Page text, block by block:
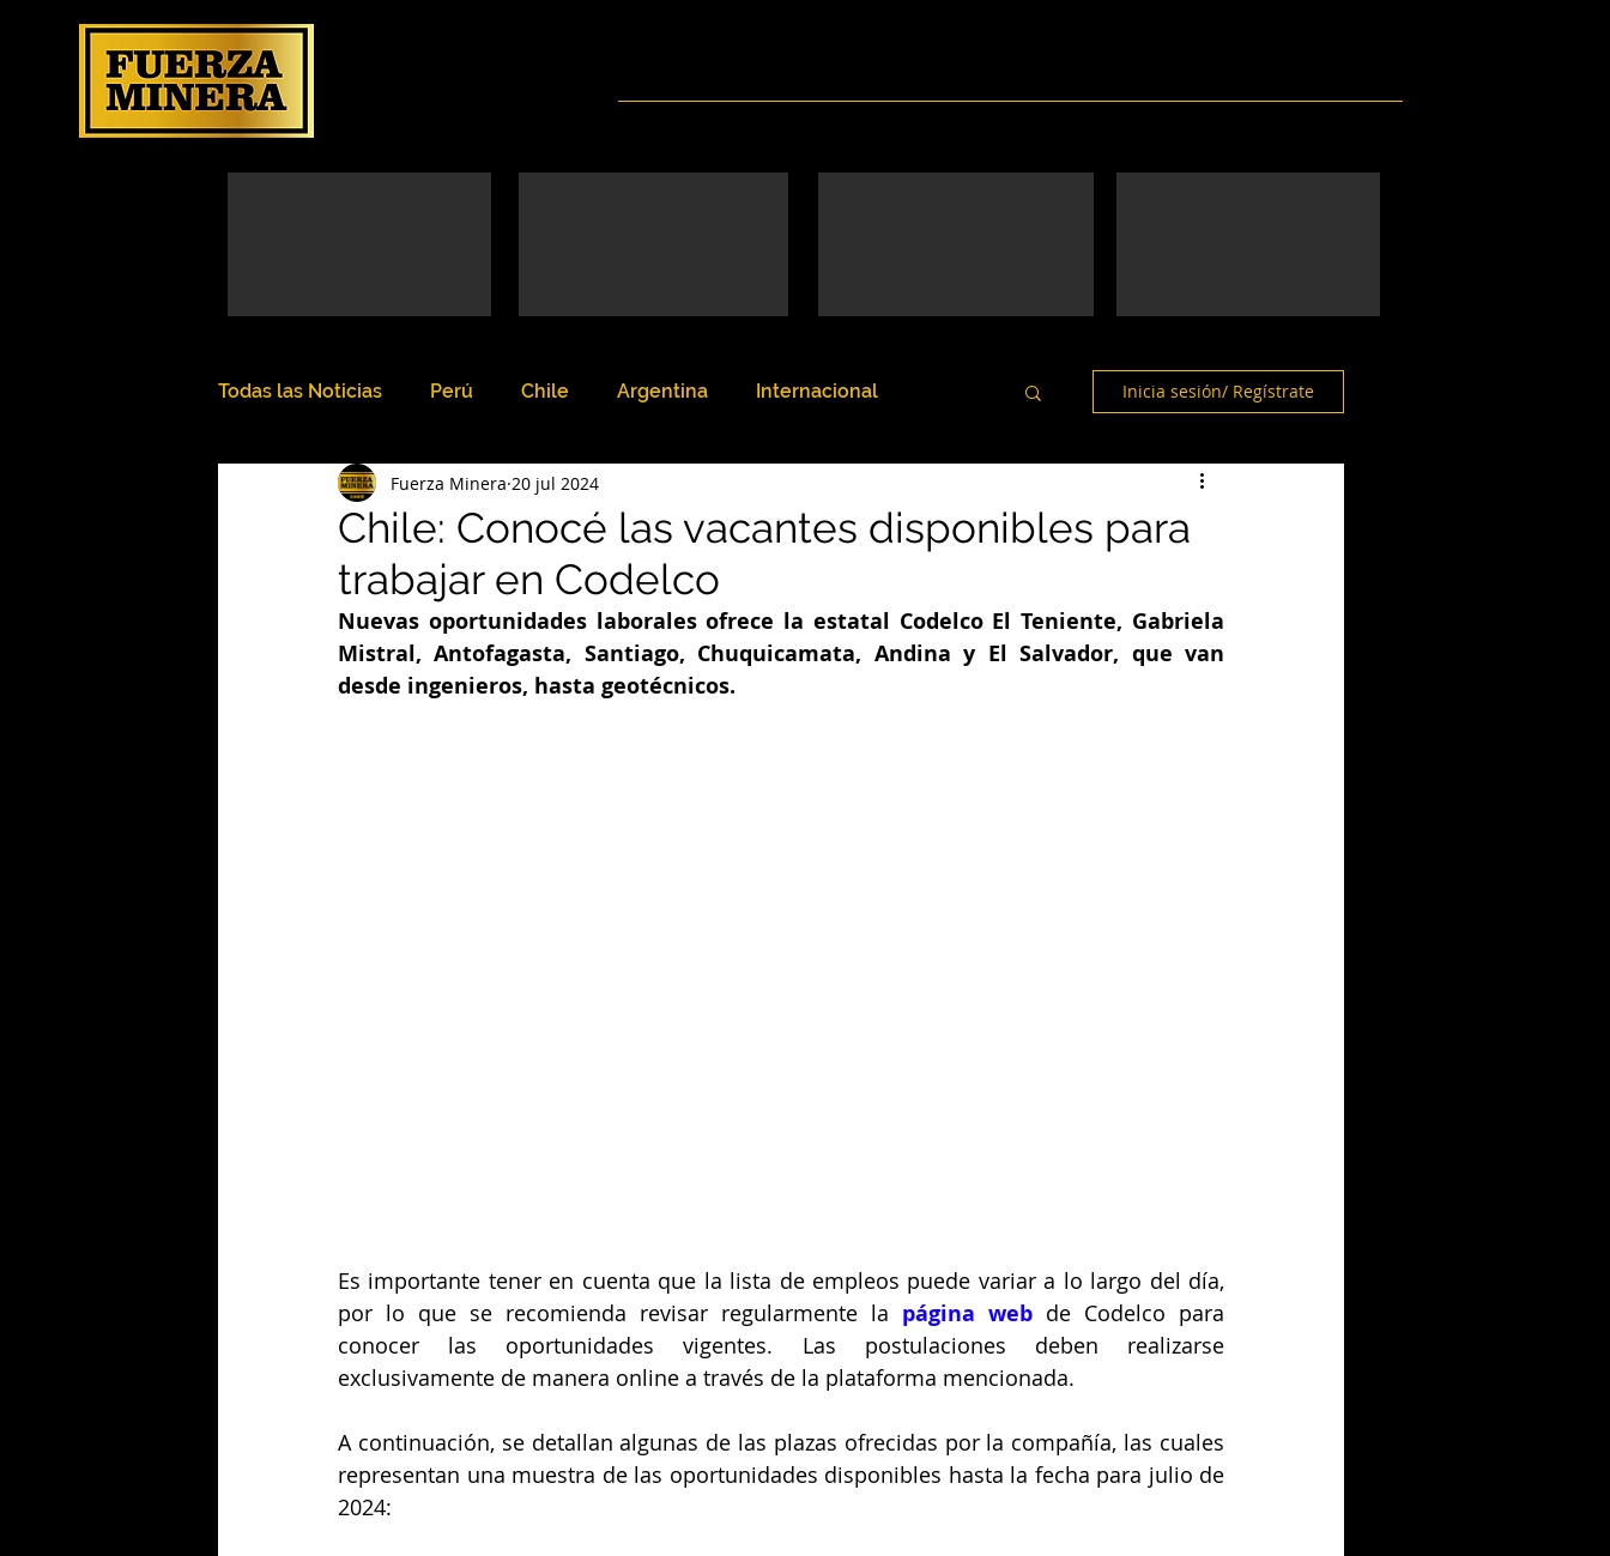
Todas las Noticias Perú Chile Argentina Internacional Inicia sesión/ Regístrate
Chile: Conocé las vacantes disponibles para
trabajar en Codelco
Fuerza Minera 20 jul 2024
Nuevas oportunidades laborales ofrece la estatal Codelco El Teniente, Gabriela
Mistral, Antofagasta, Santiago, Chuquicamata, Andina y El Salvador, que van
desde ingenieros, hasta geotécnicos.
Es importante tener en cuenta que la lista de empleos puede variar a lo largo del día,
por lo que se recomienda revisar regularmente la página web de Codelco para
conocer las oportunidades vigentes. Las postulaciones deben realizarse
exclusivamente de manera online a través de la plataforma mencionada.
A continuación, se detallan algunas de las plazas ofrecidas por la compañía, las cuales
representan una muestra de las oportunidades disponibles hasta la fecha para julio de
2024: